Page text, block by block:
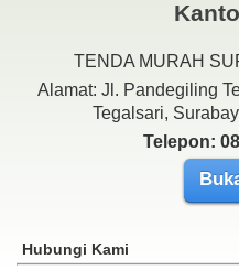
TENDA MURAH
Alamat: Jl. Pandegiling
Tegalsari,
Telepon:
Hubungi Kami